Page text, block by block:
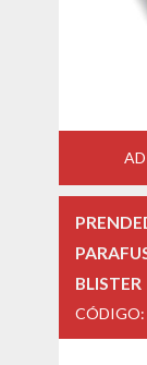
BLISTER
CÓDIGO: